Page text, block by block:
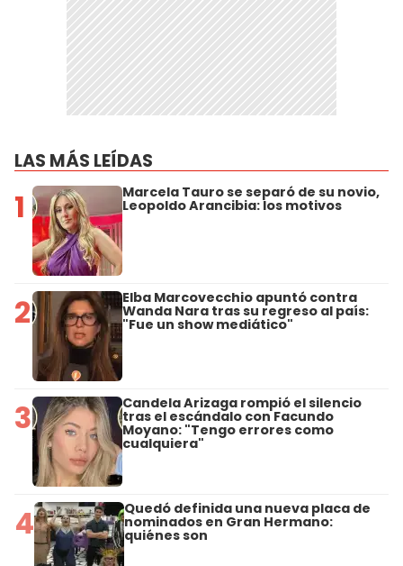
LAS MÁS LEÍDAS
1 Marcela Tauro se separó de su novio,
Leopoldo Arancibia: los motivos
2 Elba Marcovecchio apuntó contra
Wanda Nara tras su regreso al país:
"Fue un show mediático"
3 Candela Arizaga rompió el silencio
tras el escándalo con Facundo
Moyano: "Tengo errores como
cualquiera"
4 Quedó definida una nueva placa de
nominados en Gran Hermano:
quiénes son